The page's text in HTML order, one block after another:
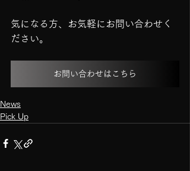
気になる方、お気軽にお問い合わせく
ださい。
お問い合わせはこちら
News
Pick Up